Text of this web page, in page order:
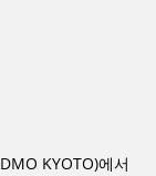
KYOTO)에서